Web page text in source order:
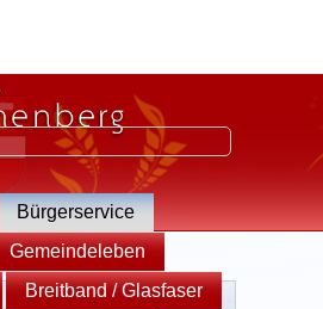
Bürgerservice
Gemeindeleben
Breitband / Glasfaser